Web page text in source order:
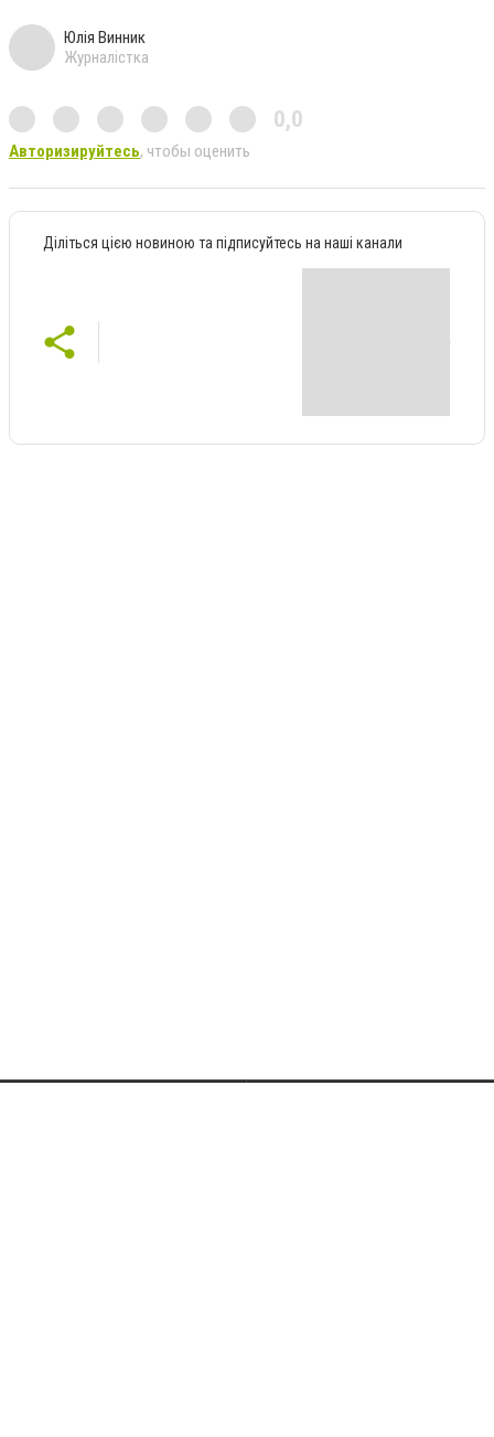
Юлія Винник
Журналістка
0,0
Авторизируйтесь, чтобы оценить
Діліться цією новиною та підписуйтесь на наші канали